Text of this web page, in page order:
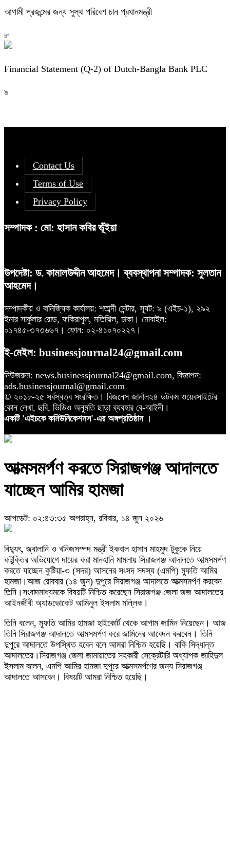
আগামী প্রজন্মের জন্য সুস্থ পরিবেশ চান প্রধানমন্ত্রী
৮
Financial Statement (Q-2) of Dutch-Bangla Bank PLC
৯
Contact Us
Terms of Use
Privacy Policy
সম্পাদক : মো: হাসান কবির ভূঁইয়া
উপদেষ্টা: ড. কামালউদ্দীন আহমেদ। ব্যবস্থাপনা সম্পাদক: সুলতান
আহমেদ।
সম্পাদকীয় ও বানিজ্যিক কার্যালয়: শতাব্দী সেন্টার, স্যূট: ৯ (এইচ-১), ২৯২
ইনার সার্কুলার রোড, ফকিরাপুল, মতিঝিল, ঢাকা। মোবাইল:
০১৭৪৫-৩৭৩৬৬৭। ফোন: ০২-৪১০৭০২২৭।
ই-মেইল: businessjournal24@gmail.com
নিউজরুম: news.businessjournal24@gmail.com, বিজ্ঞাপন:
ads.businessjournal@gmail.com
© ২০১৮-২৫ সর্বস্বত্ব সংরক্ষিত। বিজনেস জার্নাল২৪ ডটকম ওয়েবসাইটের
কোন লেখা, ছবি, ভিডিও অনুমতি ছাড়া ব্যবহার বে-আইনী।
একটি 'এইচকে কমিউনিকেশনস'-এর অঙ্গপ্রতিষ্ঠান ।
আত্মসমর্পণ করতে সিরাজগঞ্জ আদালতে
যাচ্ছেন আমির হামজা
আপডেট: ০২:৪৩:৩৫ অপরাহ্ন, রবিবার, ১৪ জুন ২০২৬
বিদ্যুৎ, জ্বালানি ও খনিজসম্পদ মন্ত্রী ইকবাল হাসান মাহমুদ টুকুকে নিয়ে
কটূক্তির অভিযোগে দায়ের করা মানহানি মামলায় সিরাজগঞ্জ আদালতে আত্মসমর্পণ
করতে যাচ্ছেন কুষ্টিয়া-৩ (সদর) আসনের সংসদ সদস্য (এমপি) মুফতি আমির
হামজা।আজ রোববার (১৪ জুন) দুপুরে সিরাজগঞ্জ আদালতে আত্মসমর্পণ করবেন
তিনি।সংবাদমাধ্যমকে বিষয়টি নিশ্চিত করেছেন সিরাজগঞ্জ জেলা জজ আদালতের
আইনজীবী অ্যাডভোকেট আমিনুল ইসলাম মল্লিক।
তিনি বলেন, মুফতি আমির হামজা হাইকোর্ট থেকে আগাম জামিন নিয়েছেন। আজ
তিনি সিরাজগঞ্জ আদালতে আত্মসমর্পণ করে জামিনের আবেদন করবেন। তিনি
দুপুরে আদালতে উপস্থিত হবেন বলে আমরা নিশ্চিত হয়েছি। বাকি সিদ্ধান্ত
আদালতের।সিরাজগঞ্জ জেলা জামায়াতের সহকারী সেক্রেটারি অধ্যাপক জাহিদুল
ইসলাম বলেন, এমপি আমির হামজা দুপুরে আত্মসমর্পণের জন্য সিরাজগঞ্জ
আদালতে আসবেন। বিষয়টি আমরা নিশ্চিত হয়েছি।